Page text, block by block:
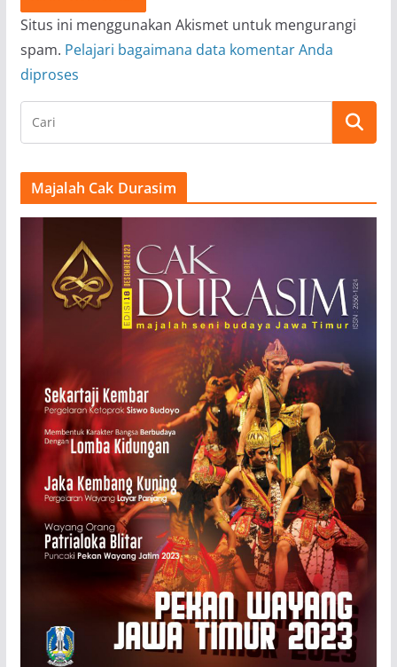
Situs ini menggunakan Akismet untuk mengurangi
spam. Pelajari bagaimana data komentar Anda
diproses
Majalah Cak Durasim